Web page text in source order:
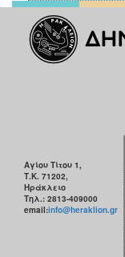
ΤΟΠΟΣ
ΠΟΛΗΑγίου Τίτου 1,
Τ.Κ. 71202,
Ηράκλειο
Τηλ.: 2813-409000
email:info@heraklion.gr